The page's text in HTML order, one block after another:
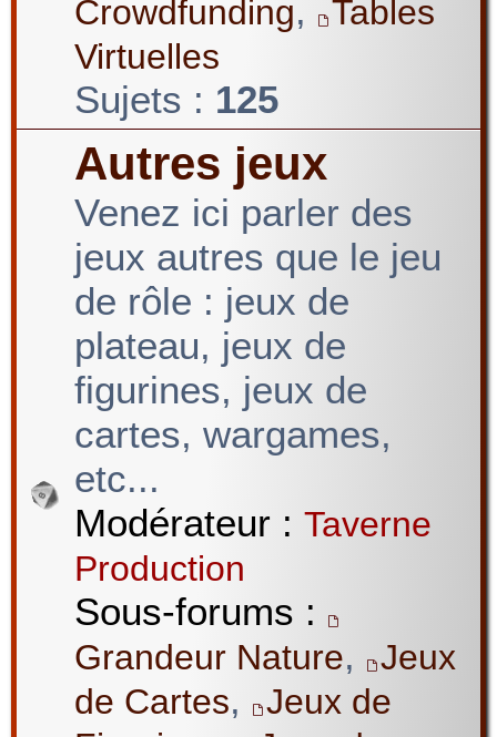
Crowdfunding,
Tables
Virtuelles
Sujets : 125
Autres jeux
Venez ici parler des
jeux autres que le jeu
de rôle : jeux de
plateau, jeux de
figurines, jeux de
cartes, wargames,
etc...
Modérateur : Taverne
Production
Sous-forums :
Grandeur Nature,
Jeux
de Cartes,
Jeux de